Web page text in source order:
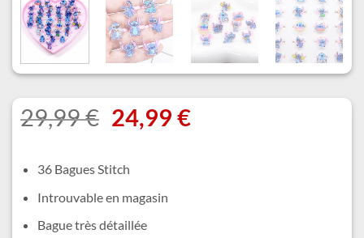
29,99€ Le
prix
initial
29,99 €.
24,99 €Le
36 Bagues Stitch
Introuvable en magasin
Bague très détaillée